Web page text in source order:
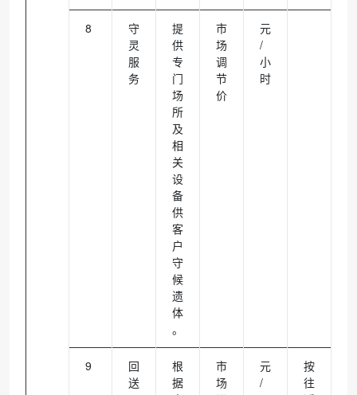
8
守
灵
服
务
提
供
专
门
场
所
及
相
关
设
备
供
客
户
守
候
遗
体
。
市
场
调
节
价
元
/
小
时
9
回
送
根
据
市
场
元
/
按
往